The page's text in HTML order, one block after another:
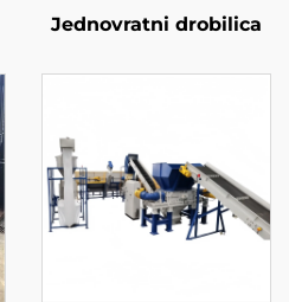
Jednovratni drobilica